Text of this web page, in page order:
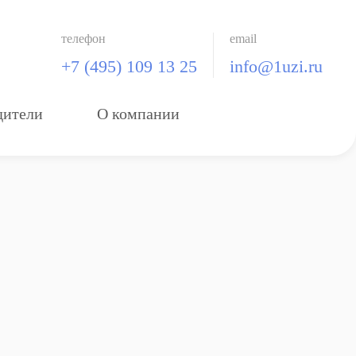
телефон
+7 (495) 109 13 25
email
info@1uzi.ru
О компании